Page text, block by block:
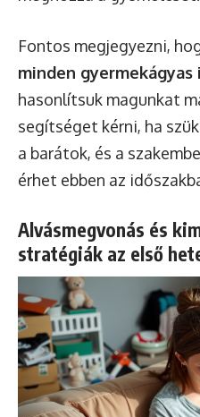
Fontos megjegyezni,
minden gyermekágyas
hasonlítsuk magunkat
segítséget kérni, ha
a barátok, és a
érhet ebben az
Alvásmegvonás és
stratégiák az első